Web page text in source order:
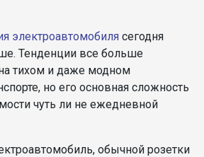
электроавтомобиля сегодня
Тенденции все больше
тихом и даже модном
но его основная сложность
чуть ли не ежедневной
обычной розетки